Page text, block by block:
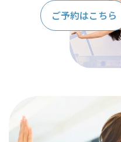
ご予約はこちら